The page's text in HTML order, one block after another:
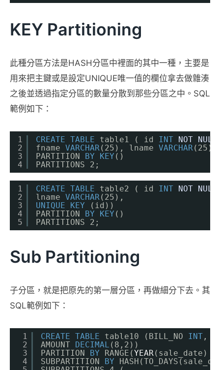
KEY Partitioning
此種分區方法是HASH分區中裡面的其中一種，主要是
用來把主鍵或是設定UNIQUE唯一值的欄位拿去做雜湊
之後並透過指定分區的數量分散到那些分區之中。SQL
範例如下：
1
2
3
4
CREATE TABLE table1 ( id INT NOT NULL
fname VARCHAR(25), lname VARCHAR(25))
PARTITION BY KEY ()
PARTITIONS 2;
1
2
3
4
5
CREATE TABLE table2 ( id INT NOT NULL
lname VARCHAR(25),
UNIQUE
KEY
(id))
PARTITION BY KEY ()
PARTITIONS 2;
Sub Partitioning
子分區，就是把原先的第一層分區，再做細分下去。其
SQL範例如下：
1
2
3
4
CREATE TABLE table10 (BILL_NO INT ,
AMOUNT DECIMAL (8,2))
PARTITION BY RANGE(YEAR(sale_date) )
SUBPARTITION BY